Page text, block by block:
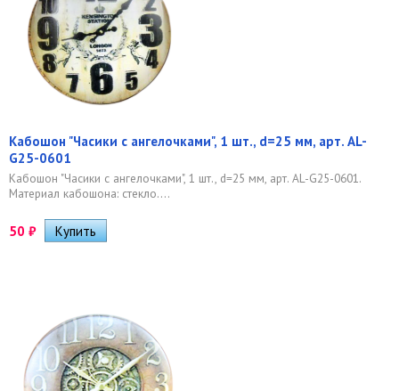
Кабошон "Часики с ангелочками", 1 шт., d=25 мм, арт. AL-
G25-0601
Кабошон "Часики с ангелочками", 1 шт., d=25 мм, арт. AL-G25-0601.
Материал кабошона: стекло....
50 ₽